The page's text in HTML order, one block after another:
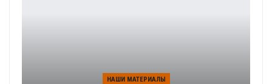
НАШИ МАТЕРИАЛЫ